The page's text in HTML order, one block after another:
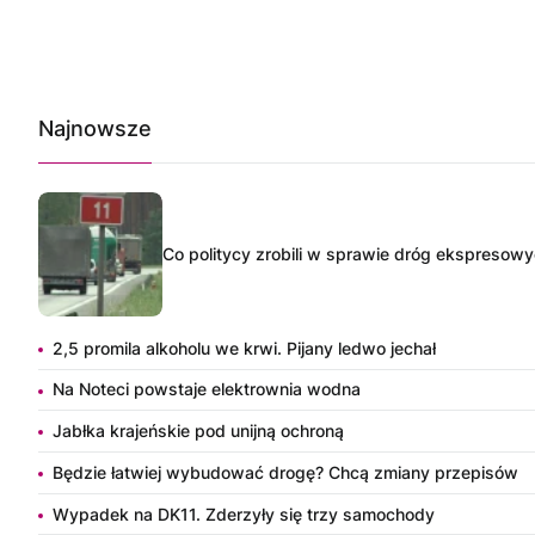
Najnowsze
Co politycy zrobili w sprawie dróg
2,5 promila alkoholu we krwi. Pijany ledwo jechał
Na Noteci powstaje elektrownia wodna
Jabłka krajeńskie pod unijną ochroną
Będzie łatwiej wybudować drogę? Chcą zmiany przepisów
Wypadek na DK11. Zderzyły się trzy samochody